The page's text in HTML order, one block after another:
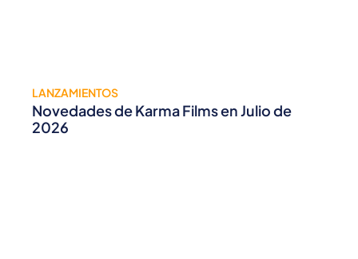
LANZAMIENTOS
Novedades de Karma Films en Julio de
2026